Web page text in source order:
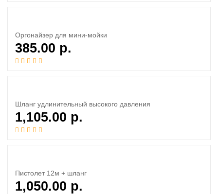
Оргонайзер для мини-мойки
385.00 р.
Шланг удлинительный высокого давления
1,105.00 р.
Пистолет 12м + шланг
1,050.00 р.